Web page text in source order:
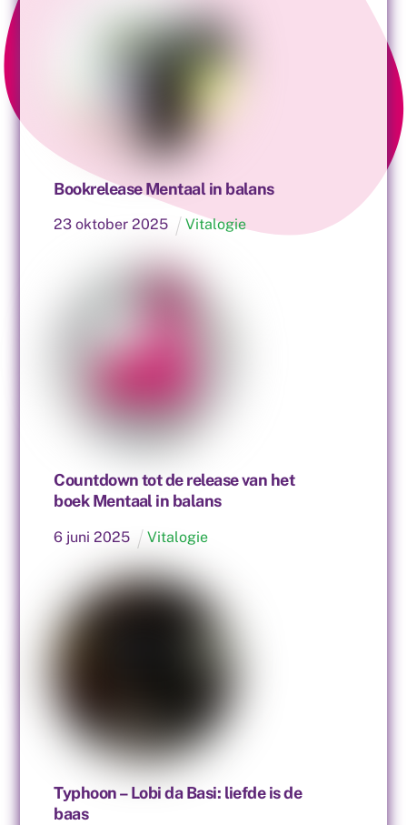
Bookrelease Mentaal in balans
23 oktober 2025 Vitalogie
Countdown tot de release van het
boek Mentaal in balans
6 juni 2025 Vitalogie
Typhoon – Lobi da Basi: liefde is de
baas